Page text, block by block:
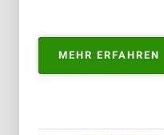
MEHR ERFAHREN